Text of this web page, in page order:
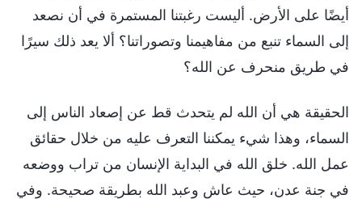
أيضًا على الأرض. أليست رغبتنا المستمرة في أن نصعد
إلى السماء تنبع من مفاهيمنا وتصوراتنا؟ ألا يعد ذلك سيرًا
في طريق منحرف عن الله؟
الحقيقة هي أن الله لم يتحدث قط عن إصعاد الناس إلى
السماء، وهذا شيء يمكننا التعرف عليه من خلال حقائق
عمل الله. خلق الله في البداية الإنسان من تراب ووضعه
في جنة عدن، حيث عاش وعبد الله بطريقة صحيحة. وفي